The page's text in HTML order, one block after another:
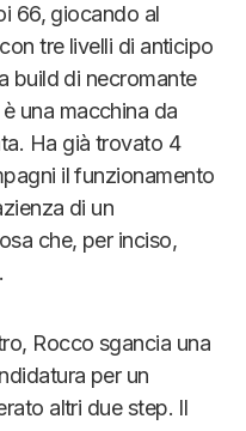
66, giocando al
tre livelli di anticipo
build di necromante
una macchina da
Ha già trovato 4
il funzionamento
di un
che, per inciso,
Rocco sgancia una
per un
altri due step. Il